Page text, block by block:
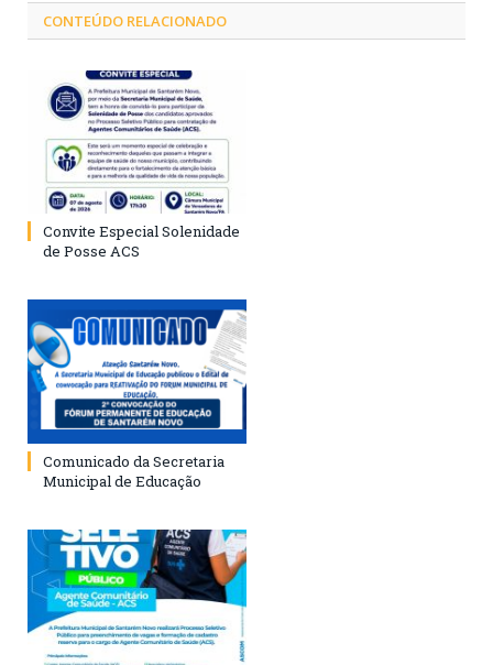
CONTEÚDO RELACIONADO
Convite Especial Solenidade
de Posse ACS
Comunicado da Secretaria
Municipal de Educação